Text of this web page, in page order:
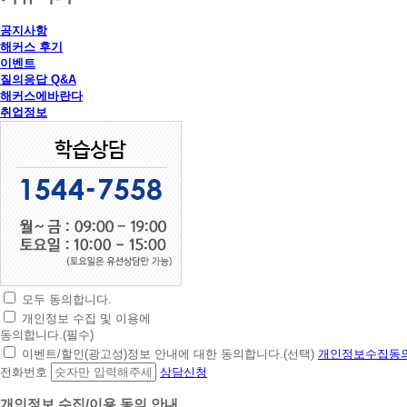
공지사항
해커스 후기
이벤트
질의응답 Q&A
해커스에바란다
취업정보
초
간
편
상
담
모두 동의합니다.
개인정보 수집 및 이용에
동의합니다.(필수)
이벤트/할인(광고성)정보 안내에 대한 동의합니다.(선택) 개인정보수집동
전화번호
상담신청